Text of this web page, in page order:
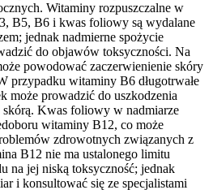
Witaminy rozpuszczalne w
B5, B6 i kwas foliowy są wydalane
jednak nadmierne spożycie
do objawów toksyczności. Na
powodować zaczerwienienie skóry
przypadku witaminy B6 długotrwałe
może prowadzić do uszkodzenia
Kwas foliowy w nadmiarze
witaminy B12, co może
zdrowotnych związanych z
B12 nie ma ustalonego limitu
na jej niską toksyczność; jednak
i konsultować się ze specjalistami